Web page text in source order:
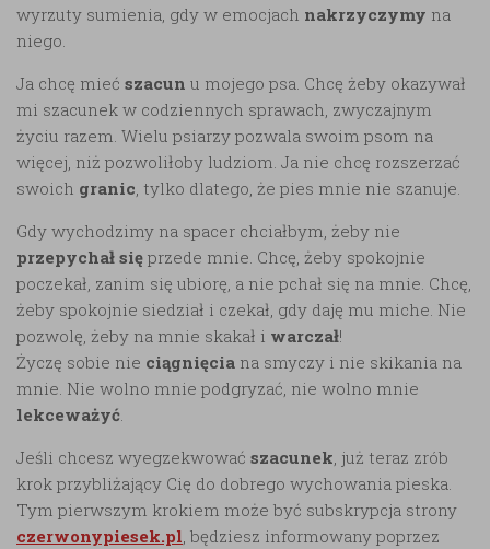
wyrzuty sumienia, gdy w emocjach nakrzyczymy na
niego.
Ja chcę mieć szacun u mojego psa. Chcę żeby okazywał
mi szacunek w codziennych sprawach, zwyczajnym
życiu razem. Wielu psiarzy pozwala swoim psom na
więcej, niż pozwoliłoby ludziom. Ja nie chcę rozszerzać
swoich granic , tylko dlatego, że pies mnie nie szanuje.
Gdy wychodzimy na spacer chciałbym, żeby nie
przepychał się przede mnie. Chcę, żeby spokojnie
poczekał, zanim się ubiorę, a nie pchał się na mnie. Chcę,
żeby spokojnie siedział i czekał, gdy daję mu miche. Nie
pozwolę, żeby na mnie skakał i warczał!
Życzę sobie nie ciągnięcia na smyczy i nie skikania na
mnie. Nie wolno mnie podgryzać, nie wolno mnie
lekceważyć
Jeśli chcesz wyegzekwować szacunek , już teraz zrób
krok przybliżający Cię do dobrego wychowania pieska.
Tym pierwszym krokiem może być subskrypcja strony
czerwonypiesek.pl , będziesz informowany poprzez